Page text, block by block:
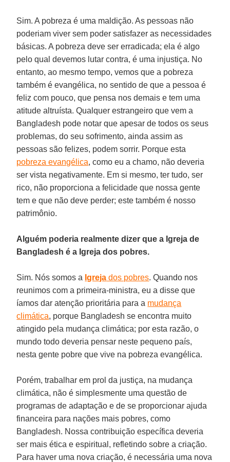
Sim. A pobreza é uma maldição. As pessoas não
poderiam viver sem poder satisfazer as necessidades
básicas. A pobreza deve ser erradicada; ela é algo
pelo qual devemos lutar contra, é uma injustiça. No
entanto, ao mesmo tempo, vemos que a pobreza
também é evangélica, no sentido de que a pessoa é
feliz com pouco, que pensa nos demais e tem uma
atitude altruísta. Qualquer estrangeiro que vem a
Bangladesh pode notar que apesar de todos os seus
problemas, do seu sofrimento, ainda assim as
pessoas são felizes, podem sorrir. Porque esta
pobreza evangélica, como eu a chamo, não deveria
ser vista negativamente. Em si mesmo, ter tudo, ser
rico, não proporciona a felicidade que nossa gente
tem e que não deve perder; este também é nosso
patrimônio.
Alguém poderia realmente dizer que a Igreja de
Bangladesh é a Igreja dos pobres.
Sim. Nós somos a Igreja dos pobres. Quando nos
reunimos com a primeira-ministra, eu a disse que
íamos dar atenção prioritária para a mudança
climática, porque Bangladesh se encontra muito
atingido pela mudança climática; por esta razão, o
mundo todo deveria pensar neste pequeno país,
nesta gente pobre que vive na pobreza evangélica.
Porém, trabalhar em prol da justiça, na mudança
climática, não é simplesmente uma questão de
programas de adaptação e de se proporcionar ajuda
financeira para nações mais pobres, como
Bangladesh. Nossa contribuição específica deveria
ser mais ética e espiritual, refletindo sobre a criação.
Para haver uma nova criação, é necessária uma nova